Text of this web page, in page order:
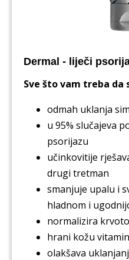
Dermal - liječi
Sve što vam treba
odmah uklanja
u 95% slučajeva
psorijazu
učinkovitije
drugi tretman
smanjuje upalu i
hladnom i
normalizira
hrani kožu
olakšava